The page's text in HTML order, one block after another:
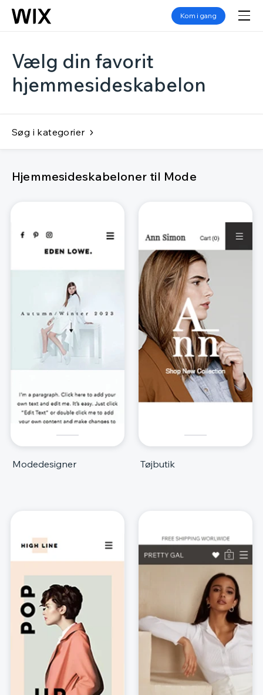
Kom i gang
Vælg din favorit
hjemmesideskabelon
Søg i kategorier
Hjemmesideskabeloner til Mode
Modedesigner Tøjbutik